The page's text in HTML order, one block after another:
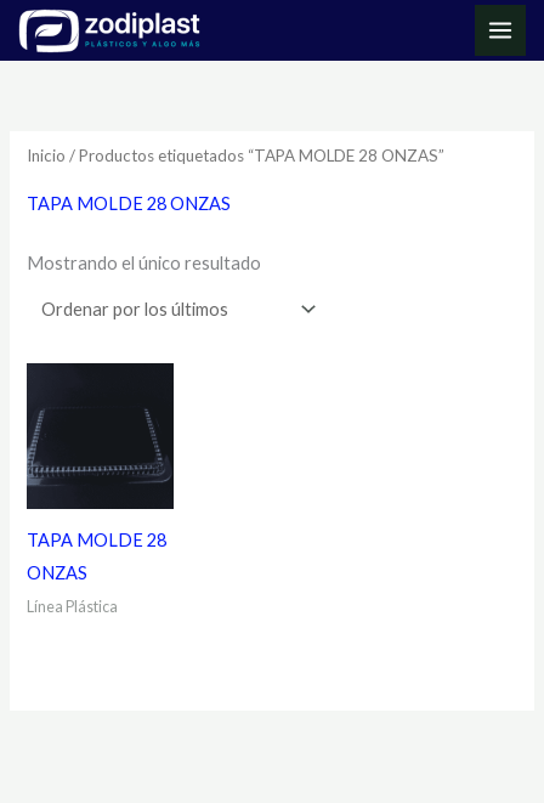
Inicio / Productos etiquetados “TAPA MOLDE 28 ONZAS”
TAPA MOLDE 28 ONZAS
Mostrando el único resultado
TAPA MOLDE 28
ONZAS
Línea Plástica